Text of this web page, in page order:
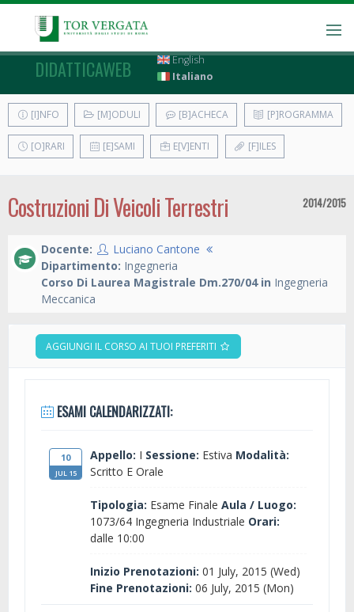
DIDATTICAWEB
English
Italiano
[I]NFO [M]ODULI [B]ACHECA [P]ROGRAMMA
[O]RARI [E]SAMI E[V]ENTI [F]ILES
Costruzioni Di Veicoli Terrestri 2014/2015
Docente:
Luciano Cantone
Dipartimento: Ingegneria
Corso Di Laurea Magistrale Dm.270/04 in Ingegneria
Meccanica
AGGIUNGI IL CORSO AI TUOI PREFERITI
ESAMI CALENDARIZZATI:
10
JUL 15
Appello: I Sessione: Estiva Modalità:
Scritto E Orale
Tipologia: Esame Finale Aula / Luogo:
1073/64 Ingegneria Industriale Orari:
dalle 10:00
Inizio Prenotazioni: 01 July, 2015 (Wed)
Fine Prenotazioni: 06 July, 2015 (Mon)